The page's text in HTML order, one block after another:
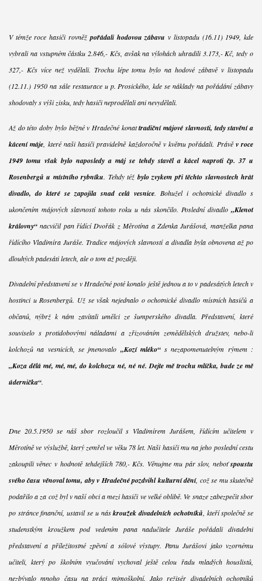
V témže roce hasiči rovněž pořádali hodovou zábavu v listopadu (16.11) 1949, kde
vybrali na vstupném částku 2.846,- Kčs, avšak na výlohách uhradili 3.173,- Kč, tedy o
327,- Kčs více než vydělali. Trochu lépe tomu bylo na hodové zábavě v listopadu
(12.11.) 1950 na sále restaurace u p. Prosického, kde se náklady na pořádání zábavy
shodovaly s výši zisku, tedy hasiči neprodělali ani nevydělali.
Až do této doby bylo běžné v Hradečné konattradiční májové slavnosti, tedy stavění a
kácení máje , které naši hasiči pravidelně každoročně v květnu pořádali. Právěv roce
1949 tomu však bylo naposledy a máj se tehdy stavěl a kácel naproti čp. 37 u
Rosenbergů u místního rybníku. Tehdy též bylo zvykem při těchto slavnostech hrát
divadlo, do které se zapojila snad celá vesnice. Bohužel i ochotnické divadlo s
ukončením májových slavností tohoto roku u nás skončilo. Poslední divadlo„Klenot
královny“nacvičil pan řídící Dvořák z Měrotína a Zdenka Jurášová, manželka pana
řídícího Vladimíra Juráše. Tradice májových slavností a divadla byla obnovena až po
dlouhých padesáti letech, ale o tom až později.
Divadelní představení se v Hradečné poté konalo ještě jednou a to v padesátých letech v
hostinci u Rosenbergů. Už se však nejednalo o ochotnické divadlo místních hasičů a
občanů, nýbrž k nám zavítali umělci ze šumperského divadla. Představení, které
souviselo s protidobovými náladami a zřizováním zemědělských družstev, nebo-li
kolchozů na vesnicích, se jmenovalo „Kozí mléko“s nezapomenutelným rýmem :
„Koza dělá mé, mé, mé, do kolchozu né, né né. Dejte mě trochu mlíčka, bude ze mě
údernička“.
Dne 20.5.1950 se náš sbor rozloučil s Vladimírem Jurášem, řídícím učitelem v
Měrotíně ve výslužbě, který zemřel ve věku 78 let. Naši hasiči mu na jeho poslední cestu
zakoupili věnec v hodnotě tehdejších 780,- Kčs. Věnujme mu pár slov, neboťspoustu
svého času věnoval tomu, aby v Hradečné pozdvihl kulturní dění, což se mu skutečně
podařilo a za což byl v naší obci a mezi hasiči ve velké oblibě. Ve snaze zabezpečit sbor
po stránce finanční, ustavil se u náskroužek divadelních ochotníků , kteří společně se
studenstkým kroužkem pod vedením pana nadučitele Juráše pořádali divadelní
představení a příležitostné zpěvní a sólové výstupy. Panu Jurášovi jako vzornému
učiteli, který po školním vyučování vychoval ještě celou řadu mladých houslistů,
nezbývalo mnoho času na práci mimoškolní. Jako režisér divadelních ochotníků